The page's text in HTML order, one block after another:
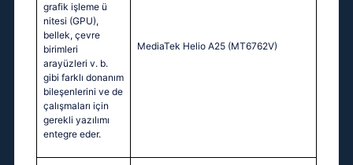
grafik işleme ü
nitesi (GPU),
bellek, çevre
birimleri
arayüzleri v. b.
gibi farklı donanım
bileşenlerini ve de
çalışmaları için
gerekli yazılımı
entegre eder.
MediaTek Helio A25 (MT6762V)